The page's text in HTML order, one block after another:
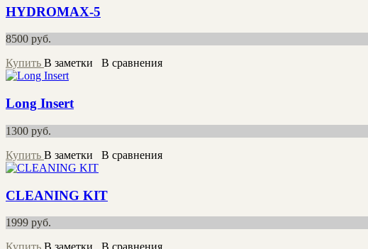
HYDROMAX-5
8500 руб.
Купить В заметки В сравнения
Long Insert
1300 руб.
Купить В заметки В сравнения
CLEANING KIT
1999 руб.